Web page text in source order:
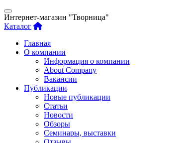
Интернет-магазин "Творница"
Каталог
Главная
О компании
Информация о компании
About Company
Вакансии
Публикации
Новые публикации
Статьи
Новости
Обзоры
Семинары, выставки